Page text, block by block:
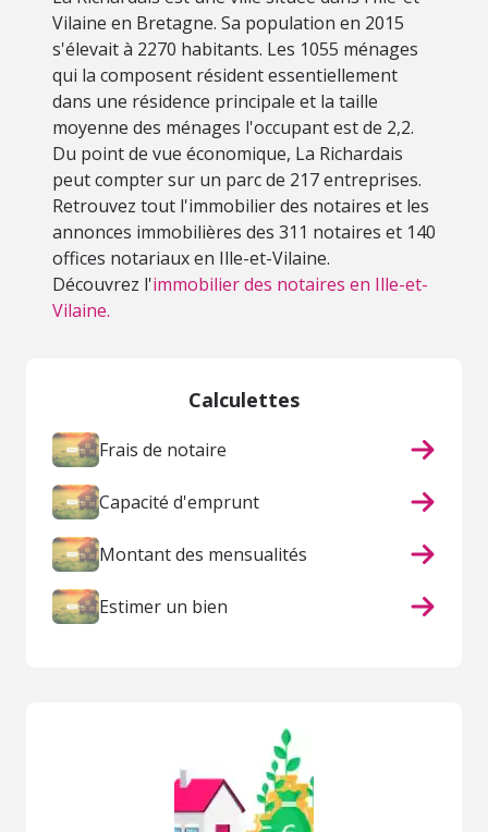
Vilaine en Bretagne. Sa population en 2015
s'élevait à 2270 habitants. Les 1055 ménages
qui la composent résident essentiellement
dans une résidence principale et la taille
moyenne des ménages l'occupant est de 2,2.
Du point de vue économique, La Richardais
peut compter sur un parc de 217 entreprises.
Retrouvez tout l'immobilier des notaires et les
annonces immobilières des 311 notaires et 140
offices notariaux en Ille-et-Vilaine.
Découvrez l'immobilier des notaires en Ille-et-
Vilaine.
Calculettes
Frais de notaire
Capacité d'emprunt
Montant des mensualités
Estimer un bien